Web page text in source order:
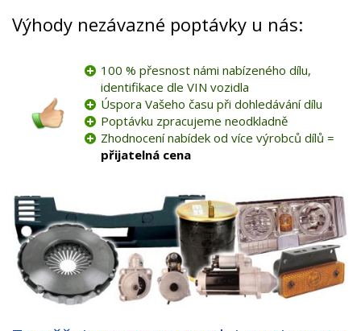
Výhody nezávazné poptávky u nás:
100 % přesnost námi nabízeného dílu,
identifikace dle VIN vozidla
Úspora Vašeho času při dohledávání dílu
Poptávku zpracujeme neodkladně
Zhodnocení nabídek od více výrobců dílů =
přijatelná cena